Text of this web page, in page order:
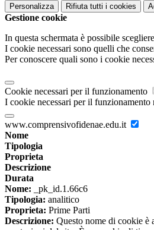
Personalizza Rifiuta tutti i cookies
Gestione cookie
In questa schermata è possibile
I cookie necessari sono quelli che
Per conoscere quali sono i cookie
Cookie necessari per il funzionamento
I cookie necessari per il
www.comprensivofidenae.edu.it
Nome
Tipologia
Proprieta
Descrizione
Durata
Nome: _pk_id.1.66c6
Tipologia: analitico
Proprieta: Prime Parti
Descrizione: Questo nome di cookie è